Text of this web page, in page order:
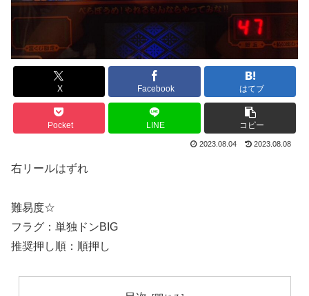
X Facebook はてブ
Pocket LINE コピー
2023.08.04 2023.08.08
右リールはずれ
難易度☆
フラグ：単独ドンBIG
推奨押し順：順押し